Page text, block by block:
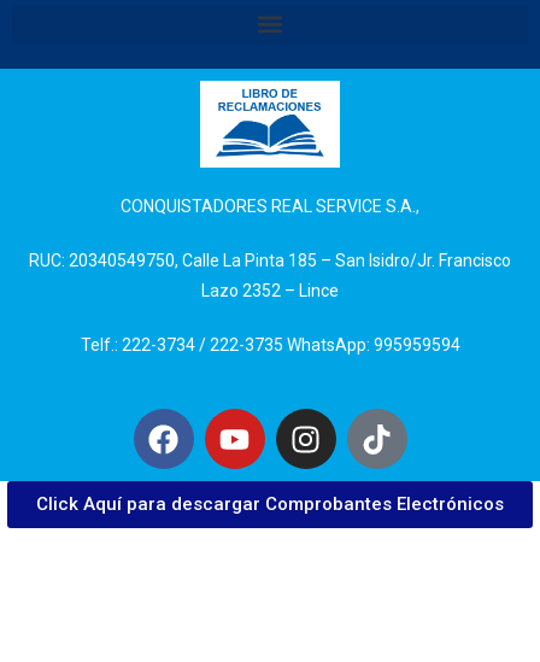
CONQUISTADORES REAL SERVICE S.A.,
RUC: 20340549750, Calle La Pinta 185 – San Isidro/Jr. Francisco
Lazo 2352 – Lince
Telf.: 222-3734 / 222-3735 WhatsApp: 995959594
Click Aquí para descargar Comprobantes Electrónicos